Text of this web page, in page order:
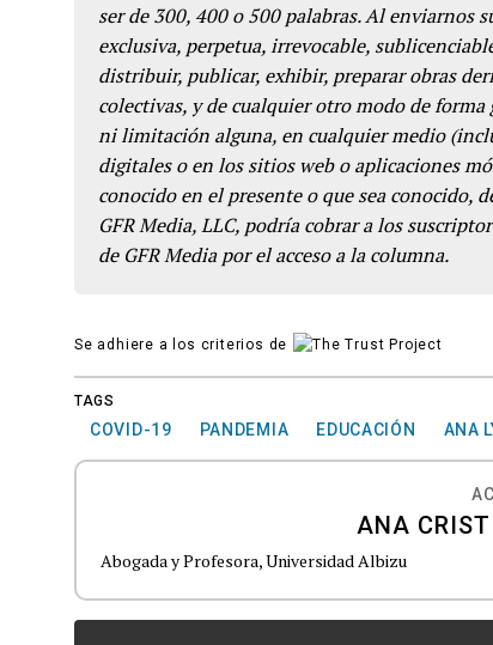
ser de 300, 400 o 500 palabras. Al enviarnos
exclusiva, perpetua, irrevocable,
distribuir, publicar, exhibir, preparar obras
colectivas, y de cualquier otro modo de
ni limitación alguna, en cualquier medio
digitales o en los sitios web o aplicaciones
conocido en el presente o que sea conocido,
GFR Media, LLC, podría cobrar a los
de GFR Media por el acceso a la columna.
Se adhiere a los criterios de
TAGS
COVID-19 PANDEMIA EDUCACIÓN ANA
ANA
Abogada y Profesora, Universidad Albizu